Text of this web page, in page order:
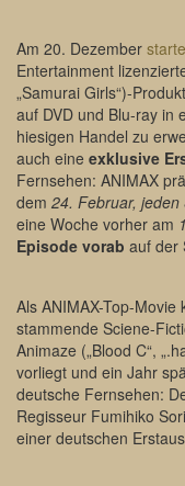
Am 20. Dezember
Entertainment
„Samurai Girls“)-
auf DVD und Blu-ray in
hiesigen Handel zu
auch eine exklusive
Fernsehen: ANIMAX
dem 24. Februar,
eine Woche vorher am
Episode vorab auf der
Als ANIMAX-Top-
stammende Sciene-
Animaze („Blood C“,
vorliegt und ein Jahr
deutsche Fernsehen:
Regisseur Fumihiko
einer deutschen